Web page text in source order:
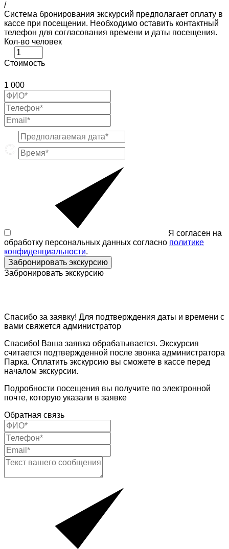
/
Система бронирования экскурсий предполагает оплату в
кассе при посещении. Необходимо оставить контактный
телефон для согласования времени и даты посещения.
Кол-во человек
Стоимость
1 000
Я согласен на
обработку персональных данных согласно политике
конфиденциальности.
Забронировать экскурсию
Забронировать экскурсию
Спасибо за заявку! Для подтверждения даты и времени с
вами свяжется администратор
Спасибо! Ваша заявка обрабатывается. Экскурсия
считается подтвержденной после звонка администратора
Парка. Оплатить экскурсию вы сможете в кассе перед
началом экскурсии.
Подробности посещения вы получите по электронной
почте, которую указали в заявке
Обратная связь